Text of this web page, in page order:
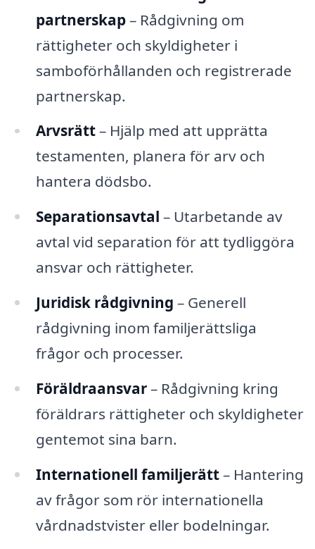
partnerskap– Rådgivning om
rättigheter och skyldigheter i
samboförhållanden och registrerade
partnerskap.
Arvsrätt– Hjälp med att upprätta
testamenten, planera för arv och
hantera dödsbo.
Separationsavtal – Utarbetande av
avtal vid separation för att tydliggöra
ansvar och rättigheter.
Juridisk rådgivning – Generell
rådgivning inom familjerättsliga
frågor och processer.
Föräldraansvar– Rådgivning kring
föräldrars rättigheter och skyldigheter
gentemot sina barn.
Internationell familjerätt– Hantering
av frågor som rör internationella
vårdnadstvister eller bodelningar.